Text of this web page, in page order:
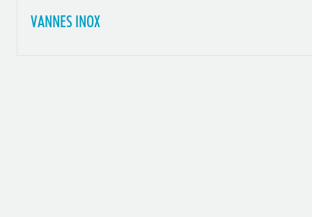
VANNES INOX